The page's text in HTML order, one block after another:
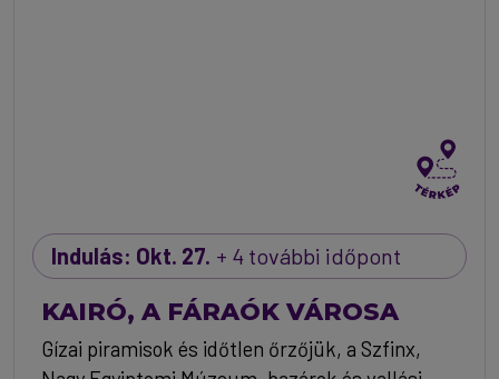
Indulás: Okt. 27. + 4 további időpont
KAIRÓ, A FÁRAÓK VÁROSA
Gízai piramisok és időtlen őrzőjük, a Szfinx,